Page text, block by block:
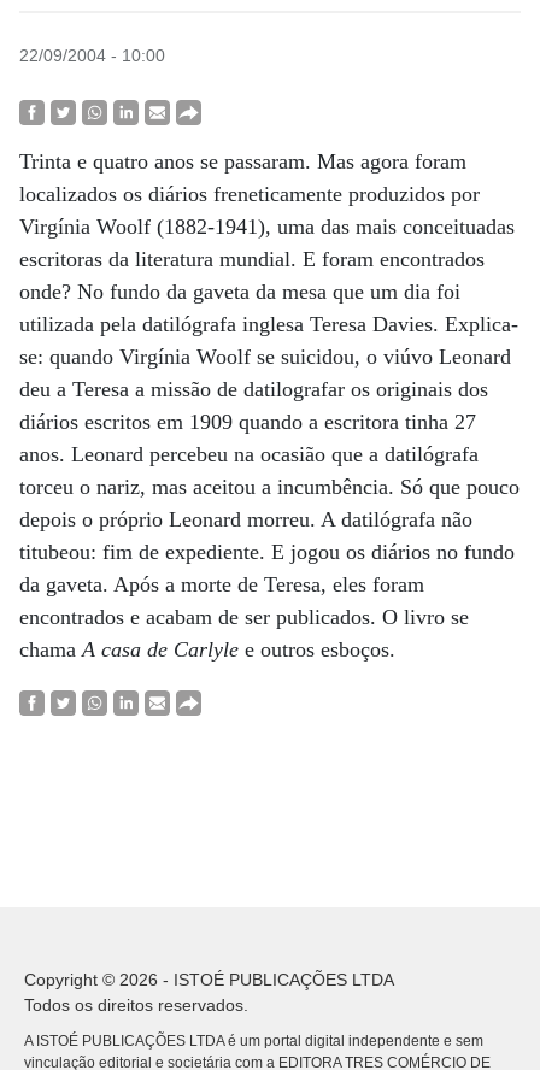
22/09/2004 - 10:00
Trinta e quatro anos se passaram. Mas agora foram
localizados os diários freneticamente produzidos por
Virgínia Woolf (1882-1941), uma das mais conceituadas
escritoras da literatura mundial. E foram encontrados
onde? No fundo da gaveta da mesa que um dia foi
utilizada pela datilógrafa inglesa Teresa Davies. Explica-
se: quando Virgínia Woolf se suicidou, o viúvo Leonard
deu a Teresa a missão de datilografar os originais dos
diários escritos em 1909 quando a escritora tinha 27
anos. Leonard percebeu na ocasião que a datilógrafa
torceu o nariz, mas aceitou a incumbência. Só que pouco
depois o próprio Leonard morreu. A datilógrafa não
titubeou: fim de expediente. E jogou os diários no fundo
da gaveta. Após a morte de Teresa, eles foram
encontrados e acabam de ser publicados. O livro se
chamaA casa de Carlyle e outros esboços.
Copyright © 2026 - ISTOÉ PUBLICAÇÕES LTDA
Todos os direitos reservados.
A ISTOÉ PUBLICAÇÕES LTDA é um portal digital independente e sem
vinculação editorial e societária com a EDITORA TRES COMÉRCIO DE